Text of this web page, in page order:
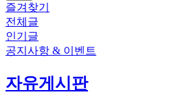
즐겨찾기
전체글
인기글
공지사항 & 이벤트
자유게시판